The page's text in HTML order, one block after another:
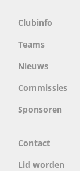
Clubinfo
Teams
Nieuws
Commissies
Sponsoren
Contact
Lid worden